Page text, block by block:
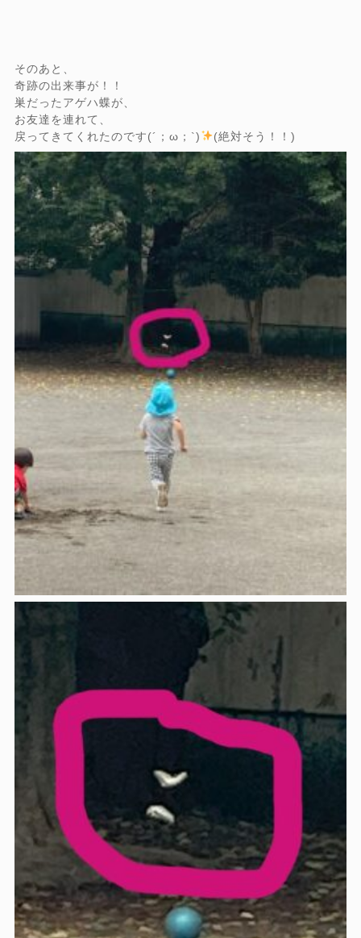
そのあと、
奇跡の出来事が！！
巣だったアゲハ蝶が、
お友達を連れて、
戻ってきてくれたのです(´；ω；`)
(絶対そう！！)